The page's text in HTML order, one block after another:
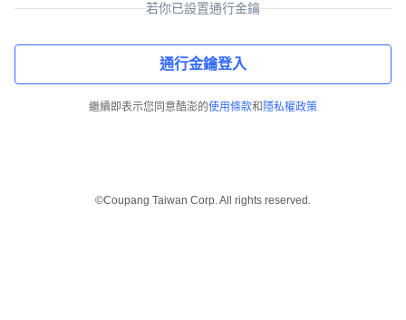
若你已設置通行金鑰
通行金鑰登入
繼續即表示您同意酷澎的使用條款和 隱私權政策
©Coupang Taiwan Corp. All rights reserved.